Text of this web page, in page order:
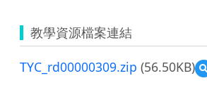
教學資源檔案連結
TYC_rd00000309.zip (56.50KB)